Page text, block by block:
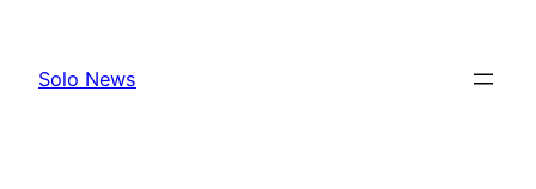
content
Solo News